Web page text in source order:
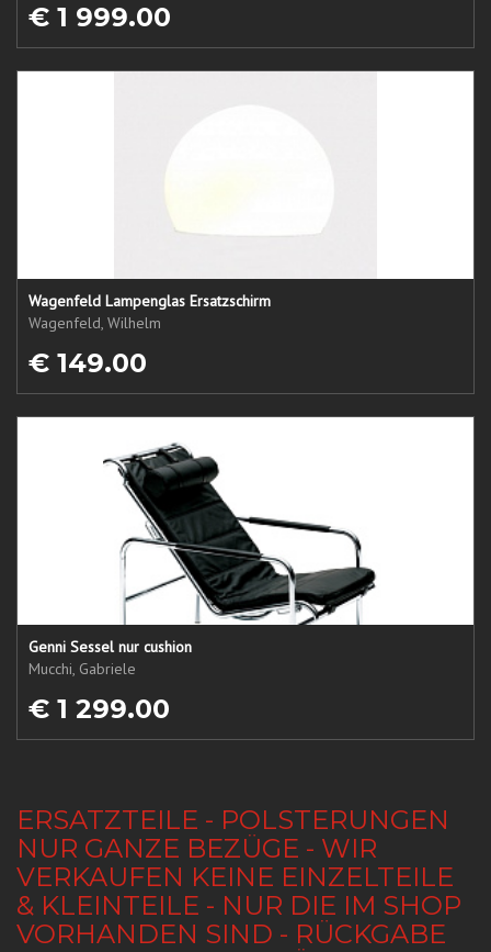
€ 1 999.00
Wagenfeld Lampenglas Ersatzschirm
Wagenfeld, Wilhelm
€ 149.00
Genni Sessel nur cushion
Mucchi, Gabriele
€ 1 299.00
ERSATZTEILE - POLSTERUNGEN
NUR GANZE BEZÜGE - WIR
VERKAUFEN KEINE EINZELTEILE
& KLEINTEILE - NUR DIE IM SHOP
VORHANDEN SIND - RÜCKGABE